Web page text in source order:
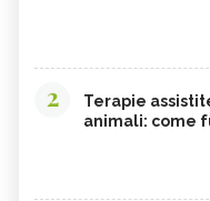
2
Terapie
animali: come